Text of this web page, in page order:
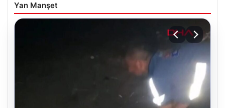
Yan Manşet